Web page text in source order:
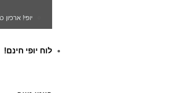
יופי! ארכיון
לוח יופי חינם!